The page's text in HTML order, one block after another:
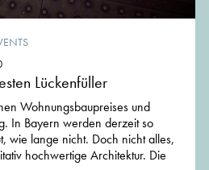
Lückenfüller
Wohnungsbaupreises und
In Bayern werden derzeit so
wie lange nicht. Doch nicht alles,
hochwertige Architektur. Die